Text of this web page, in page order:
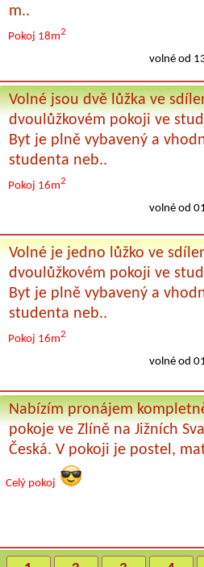
m..
Pokoj 18m2
volné od
Volné jsou dvě lůžka ve
dvoulůžkovém pokoji ve
Byt je plně vybavený a
studenta neb..
Pokoj 16m2
volné od
Volné je jedno lůžko ve
dvoulůžkovém pokoji ve
Byt je plně vybavený a
studenta neb..
Pokoj 16m2
volné od
Nabízím pronájem
pokoje ve Zlíně na Jižních
Česká. V pokoji je postel,
Celý pokoj